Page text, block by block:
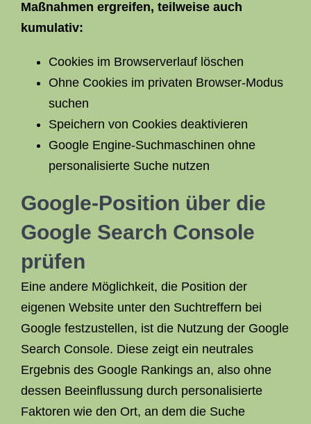
Maßnahmen ergreifen, teilweise auch
kumulativ:
Cookies im Browserverlauf löschen
Ohne Cookies im privaten Browser-Modus
suchen
Speichern von Cookies deaktivieren
Google Engine-Suchmaschinen ohne
personalisierte Suche nutzen
Google-Position über die
Google Search Console
prüfen
Eine andere Möglichkeit, die Position der
eigenen Website unter den Suchtreffern bei
Google festzustellen, ist die Nutzung der Google
Search Console. Diese zeigt ein neutrales
Ergebnis des Google Rankings an, also ohne
dessen Beeinflussung durch personalisierte
Faktoren wie den Ort, an dem die Suche